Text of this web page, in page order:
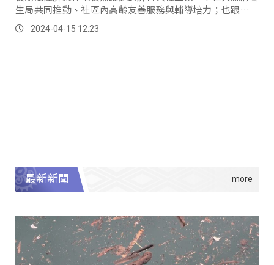
生局共同推動、社區內高齡友善服務與輔導培力；也跟社會
處執行高齡社區照顧研究，並提出政策建議；最後與長照處
一起推動原鄉部落長照整合與生活權益促進。
2024-04-15 12:23
最新新聞